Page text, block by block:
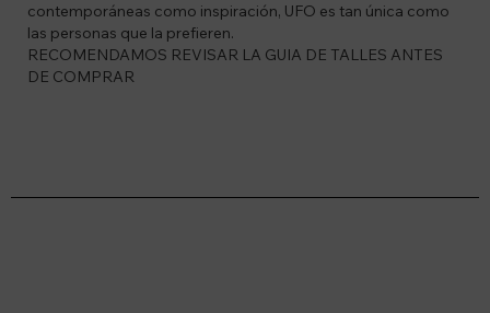
contemporáneas como inspiración, UFO es tan única como
las personas que la prefieren.
RECOMENDAMOS REVISAR LA GUIA DE TALLES ANTES
DE COMPRAR